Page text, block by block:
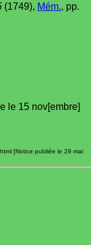
(1749), Mém., pp.
le 15 nov[embre]
[Notice publiée le 29 mai